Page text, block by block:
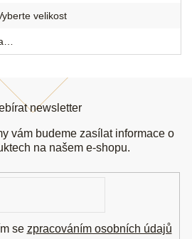
velikost
newsletter
vám budeme zasílat informace o
na našem e-shopu.
se zpracováním osobních údajů